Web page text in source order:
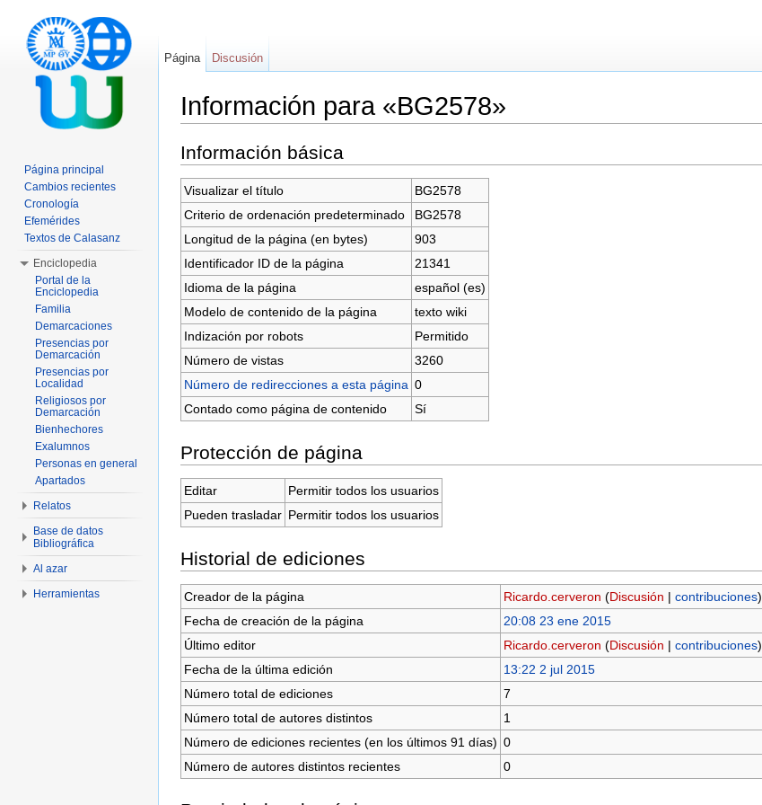
Información para «BG2578»
Información básica
Visualizar el título
BG2578
Criterio de ordenación predeterminado
BG2578
Longitud de la página (en bytes)
903
Identificador ID de la página
21341
Idioma de la página
español (es)
Modelo de contenido de la página
texto wiki
Indización por robots
Permitido
Número de vistas
3260
Número de redirecciones a esta página 0
Contado como página de contenido
Sí
Protección de página
Editar
Permitir todos los usuarios
Pueden trasladar Permitir todos los usuarios
Historial de ediciones
Creador de la página Ricardo.cerveron (Discusión | contribuciones)
Fecha de creación de la página
20:08 23 ene 2015
Último editor
Ricardo.cerveron (Discusión | contribuciones)
Fecha de la última edición
13:22 2 jul 2015
Número total de ediciones
7
Número total de autores distintos
1
Número de ediciones recientes (en los últimos 91 días) 0
Número de autores distintos recientes
0
Página Discusión
Página principal
Cambios recientes
Cronología
Efemérides
Textos de Calasanz
Enciclopedia
Portal de la
Enciclopedia
Familia
Demarcaciones
Presencias por
Demarcación
Presencias por
Localidad
Religiosos por
Demarcación
Bienhechores
Exalumnos
Personas en general
Apartados
Relatos
Base de datos
Bibliográfica
Al azar
Herramientas